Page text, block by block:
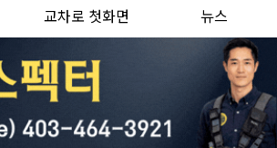
교차로 첫화면 뉴스